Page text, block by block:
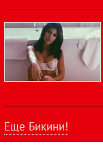
Еще Бикини!